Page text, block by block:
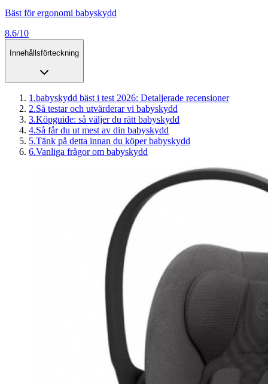
Bäst för ergonomi babyskydd
8.6/10
Innehållsförteckning
1 .babyskydd bäst i test 2026: Detaljerade recensioner
2.Så testar och utvärderar vi babyskydd
3.Köpguide: så väljer du rätt babyskydd
4.Så får du ut mest av din babyskydd
5.Tänk på detta innan du köper babyskydd
6.Vanliga frågor om babyskydd